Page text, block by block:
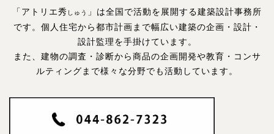
「アトリエ秀 しゅう
」は全国で活動を展開する建築設計事務所
です。 個人住宅から都市計画まで幅広い建築の企画・設計・
設計監理を手掛けています。
また、建物の調査・診断から商品の企画開発や教育・コンサ
ルティングまで様々な分野でも活動しています。